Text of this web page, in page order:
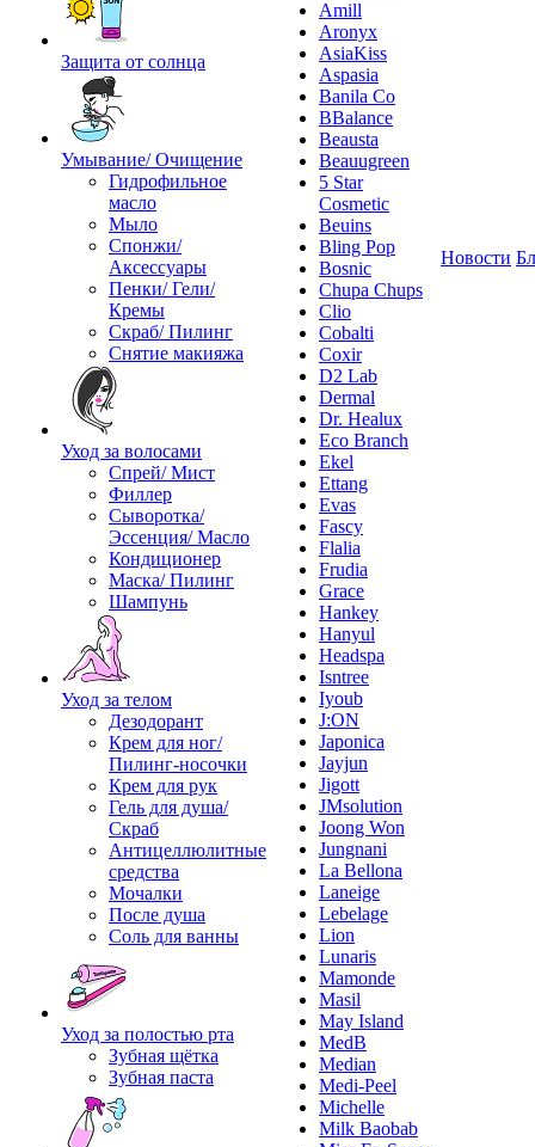
Защита от солнца
Умывание/ Очищение
Гидрофильное
масло
Мыло
Спонжи/
Аксессуары
Пенки/ Гели/
Кремы
Скраб/ Пилинг
Снятие макияжа
Уход за волосами
Спрей/ Мист
Филлер
Сыворотка/
Эссенция/ Масло
Кондиционер
Маска/ Пилинг
Шампунь
Уход за телом
Дезодорант
Крем для ног/
Пилинг-носочки
Крем для рук
Гель для душа/
Скраб
Антицеллюлитные
средства
Мочалки
После душа
Соль для ванны
Уход за полостью рта
Зубная щётка
Зубная паста
Amill
Aronyx
AsiaKiss
Aspasia
Banila Co
BBalance
Beausta
Beauugreen
5 Star
Cosmetic
Beuins
Bling Pop
Bosnic
Chupa Chups
Clio
Cobalti
Coxir
D2 Lab
Dermal
Dr. Healux
Eco Branch
Ekel
Ettang
Evas
Fascy
Flalia
Frudia
Grace
Hankey
Hanyul
Headspa
Isntree
Iyoub
J:ON
Japonica
Jayjun
Jigott
JMsolution
Joong Won
Jungnani
La Bellona
Laneige
Lebelage
Lion
Lunaris
Mamonde
Masil
May Island
MedB
Median
Medi-Peel
Michelle
Milk Baobab
Новости